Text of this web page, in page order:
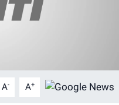
A- A+